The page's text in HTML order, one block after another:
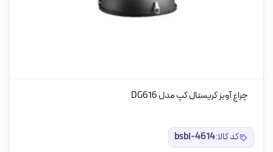
چراغ آویز کریستال کپ مدل DG616
کد کالا:bsbi-4614